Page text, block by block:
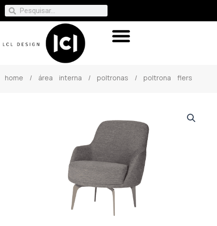
home / área interna / poltronas / poltrona flers